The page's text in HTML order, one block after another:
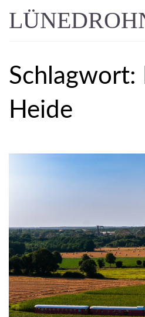
Schlagwort:
Heide